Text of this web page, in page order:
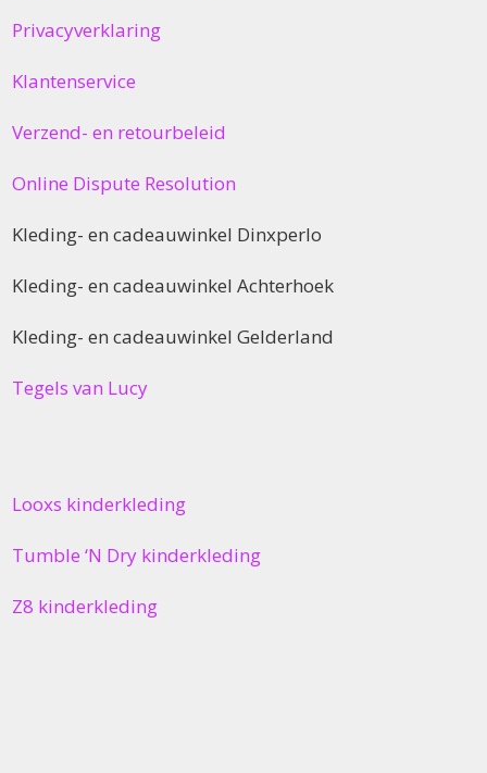
Privacyverklaring
Klantenservice
Verzend- en retourbeleid
Online Dispute Resolution
Kleding- en cadeauwinkel Dinxperlo
Kleding- en cadeauwinkel Achterhoek
Kleding- en cadeauwinkel Gelderland
Tegels van Lucy
Looxs kinderkleding
Tumble ‘N Dry kinderkleding
Z8 kinderkleding